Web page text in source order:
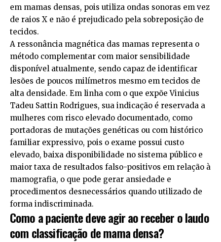
em mamas densas, pois utiliza ondas sonoras em vez
de raios X e não é prejudicado pela sobreposição de
tecidos.
A ressonância magnética das mamas representa o
método complementar com maior sensibilidade
disponível atualmente, sendo capaz de identificar
lesões de poucos milímetros mesmo em tecidos de
alta densidade. Em linha com o que expõe Vinicius
Tadeu Sattin Rodrigues, sua indicação é reservada a
mulheres com risco elevado documentado, como
portadoras de mutações genéticas ou com histórico
familiar expressivo, pois o exame possui custo
elevado, baixa disponibilidade no sistema público e
maior taxa de resultados falso-positivos em relação à
mamografia, o que pode gerar ansiedade e
procedimentos desnecessários quando utilizado de
forma indiscriminada.
Como a paciente deve agir ao receber o laudo
com classificação de mama densa?